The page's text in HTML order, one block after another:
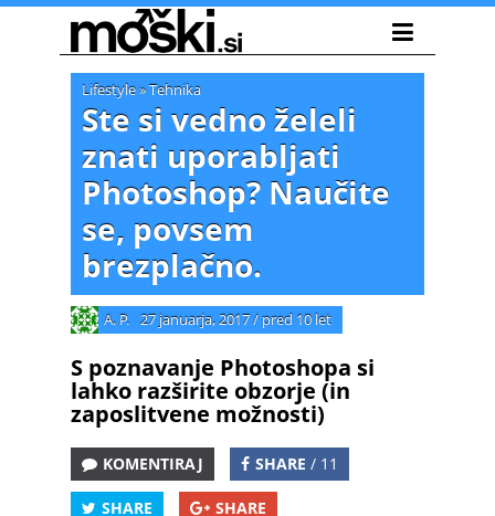
Lifestyle»Tehnika
Ste si vedno želeli
znati uporabljati
Photoshop? Naučite
se, povsem
brezplačno.
A. P. 27 januarja, 2017/ pred 10 let
S poznavanje Photoshopa si
lahko razširite obzorje (in
zaposlitvene možnosti)
KOMENTIRAJ SHARE / 11
SHARE SHARE